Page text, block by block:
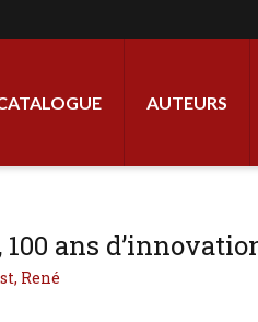
AUTEURS
100 ans
René